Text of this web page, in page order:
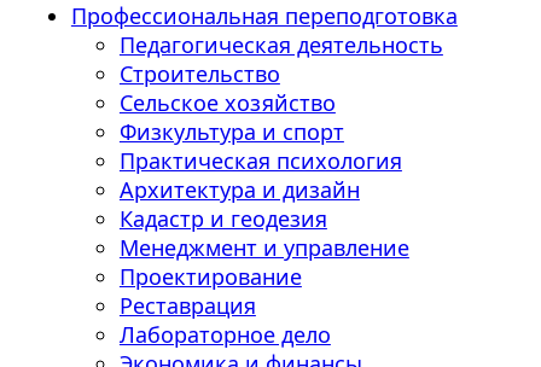
Профессиональная переподготовка
Педагогическая деятельность
Строительство
Сельское хозяйство
Физкультура и спорт
Практическая психология
Архитектура и дизайн
Кадастр и геодезия
Менеджмент и управление
Проектирование
Реставрация
Лабораторное дело